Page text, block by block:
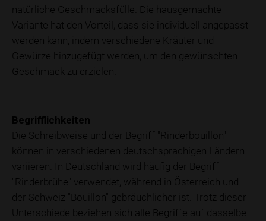
natürliche Geschmacksfülle. Die hausgemachte
Variante hat den Vorteil, dass sie individuell angepasst
werden kann, indem verschiedene Kräuter und
Gewürze hinzugefügt werden, um den gewünschten
Geschmack zu erzielen.
Begrifflichkeiten
Die Schreibweise und der Begriff "Rinderbouillon"
können in verschiedenen deutschsprachigen Ländern
variieren. In Deutschland wird häufig der Begriff
"Rinderbrühe" verwendet, während in Österreich und
der Schweiz "Bouillon" gebräuchlicher ist. Trotz dieser
Unterschiede beziehen sich alle Begriffe auf dasselbe